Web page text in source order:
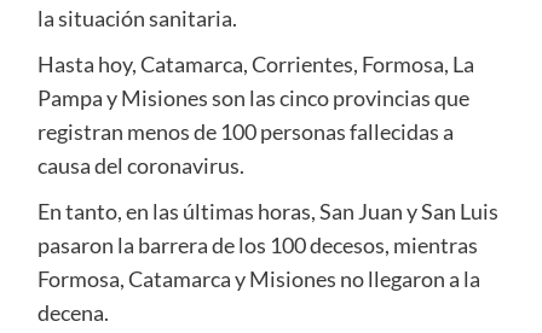
la situación sanitaria.
Hasta hoy, Catamarca, Corrientes, Formosa, La
Pampa y Misiones son las cinco provincias que
registran menos de 100 personas fallecidas a
causa del coronavirus.
En tanto, en las últimas horas, San Juan y San Luis
pasaron la barrera de los 100 decesos, mientras
Formosa, Catamarca y Misiones no llegaron a la
decena.